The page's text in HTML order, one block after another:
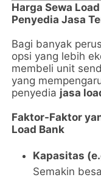
Harga Sewa
Penyedia Jasa
Bagi banyak
opsi yang lebih
membeli unit
yang
penyedia jasa
Faktor-Faktor
Load Bank
Kapasitas
Semakin